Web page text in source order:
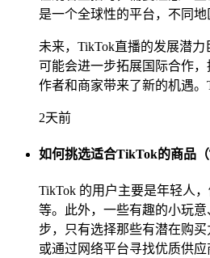
是一个全球性的平台，不同
未来，TikTok直播的发展潜
可能会进一步拓展国际合作
作者和商家带来了新的机遇
2天前
如何挑选适合TikTok的商品
TikTok 的用户主要是年轻人
等。此外，一些有趣的小玩
步，只有选择那些有潜在购
或通过网络平台寻找优质供